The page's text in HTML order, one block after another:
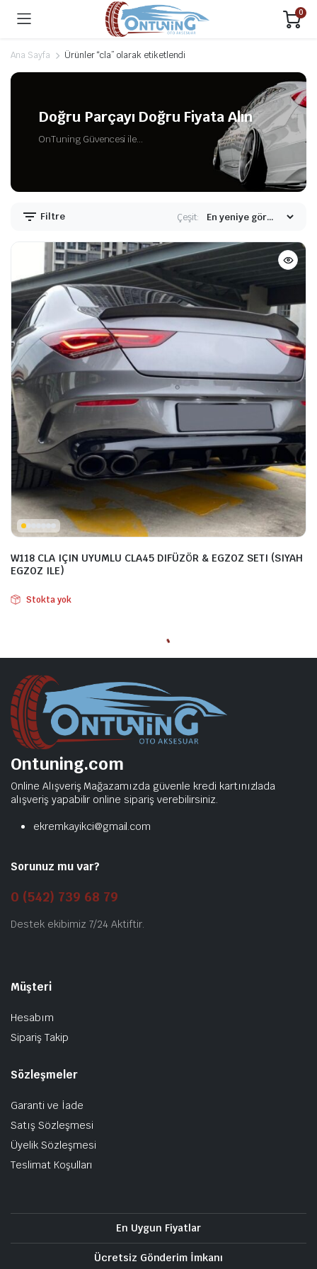
0
Ana Sayfa Ürünler “cla” olarak etiketlendi
Doğru Parçayı Doğru Fiyata Alın
OnTuning Güvencesi ile...
Filtre Çeşit:
W118 CLA IÇIN UYUMLU CLA45 DIFÜZÖR & EGZOZ SETI (SIYAH
EGZOZ ILE)
Stokta yok
Ontuning.com
Online Alışveriş Mağazamızda güvenle kredi kartınızlada
alışveriş yapabilir online sipariş verebilirsiniz.
ekremkayikci@gmail.com
Sorunuz mu var?
0 (542) 739 68 79
Destek ekibimiz 7/24 Aktiftir.
Müşteri
Hesabım
Sipariş Takip
Sözleşmeler
Garanti ve İade
Satış Sözleşmesi
Üyelik Sözleşmesi
Teslimat Koşulları
En Uygun Fiyatlar
Ücretsiz Gönderim İmkanı